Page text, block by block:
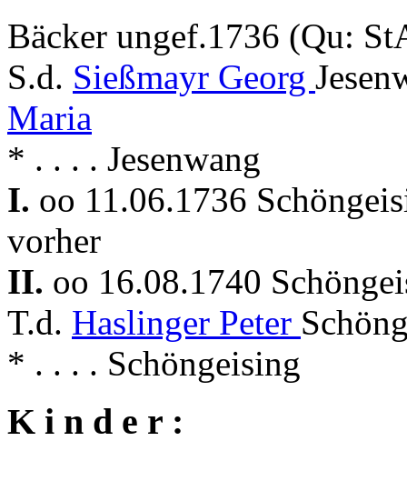
Bäcker ungef.1736 (Qu:
S.d. Sießmayr Georg
Maria
* . . . . Jesenwang
I. oo 11.06.1736
vorher
II. oo 16.08.1740
T.d. Haslinger Peter
* . . . . Schöngeising
K i n d e r :